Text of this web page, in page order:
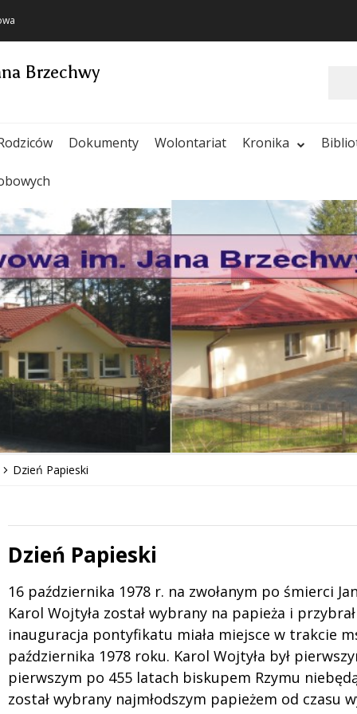
Brzechwy
Dokumenty Wolontariat Kronika
Dzień Papieski
Dzień Papieski
Treść
16 października 1978 r. na zwołanym po śmierci
Karol Wojtyła został wybrany na papieża i
inauguracja pontyfikatu miała miejsce w trakcie
października 1978 roku. Karol Wojtyła był
pierwszym po 455 latach biskupem Rzymu
został wybrany najmłodszym papieżem od czasu